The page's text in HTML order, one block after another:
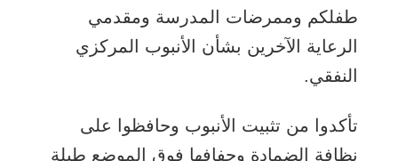
طفلكم وممرضات المدرسة ومقدمي
الرعاية الآخرين بشأن الأنبوب المركزي
النفقي.
تأكدوا من تثبيت الأنبوب وحافظوا على
نظافة الضمادة وجفافها فوق الموضع طيلة